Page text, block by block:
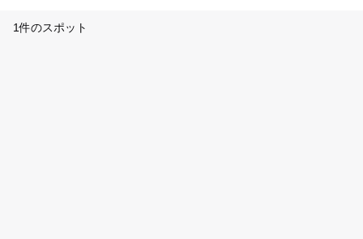
1件のスポット